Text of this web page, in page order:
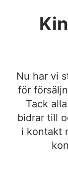
Nu har vi
för
Tack
bidrar till
i kontakt